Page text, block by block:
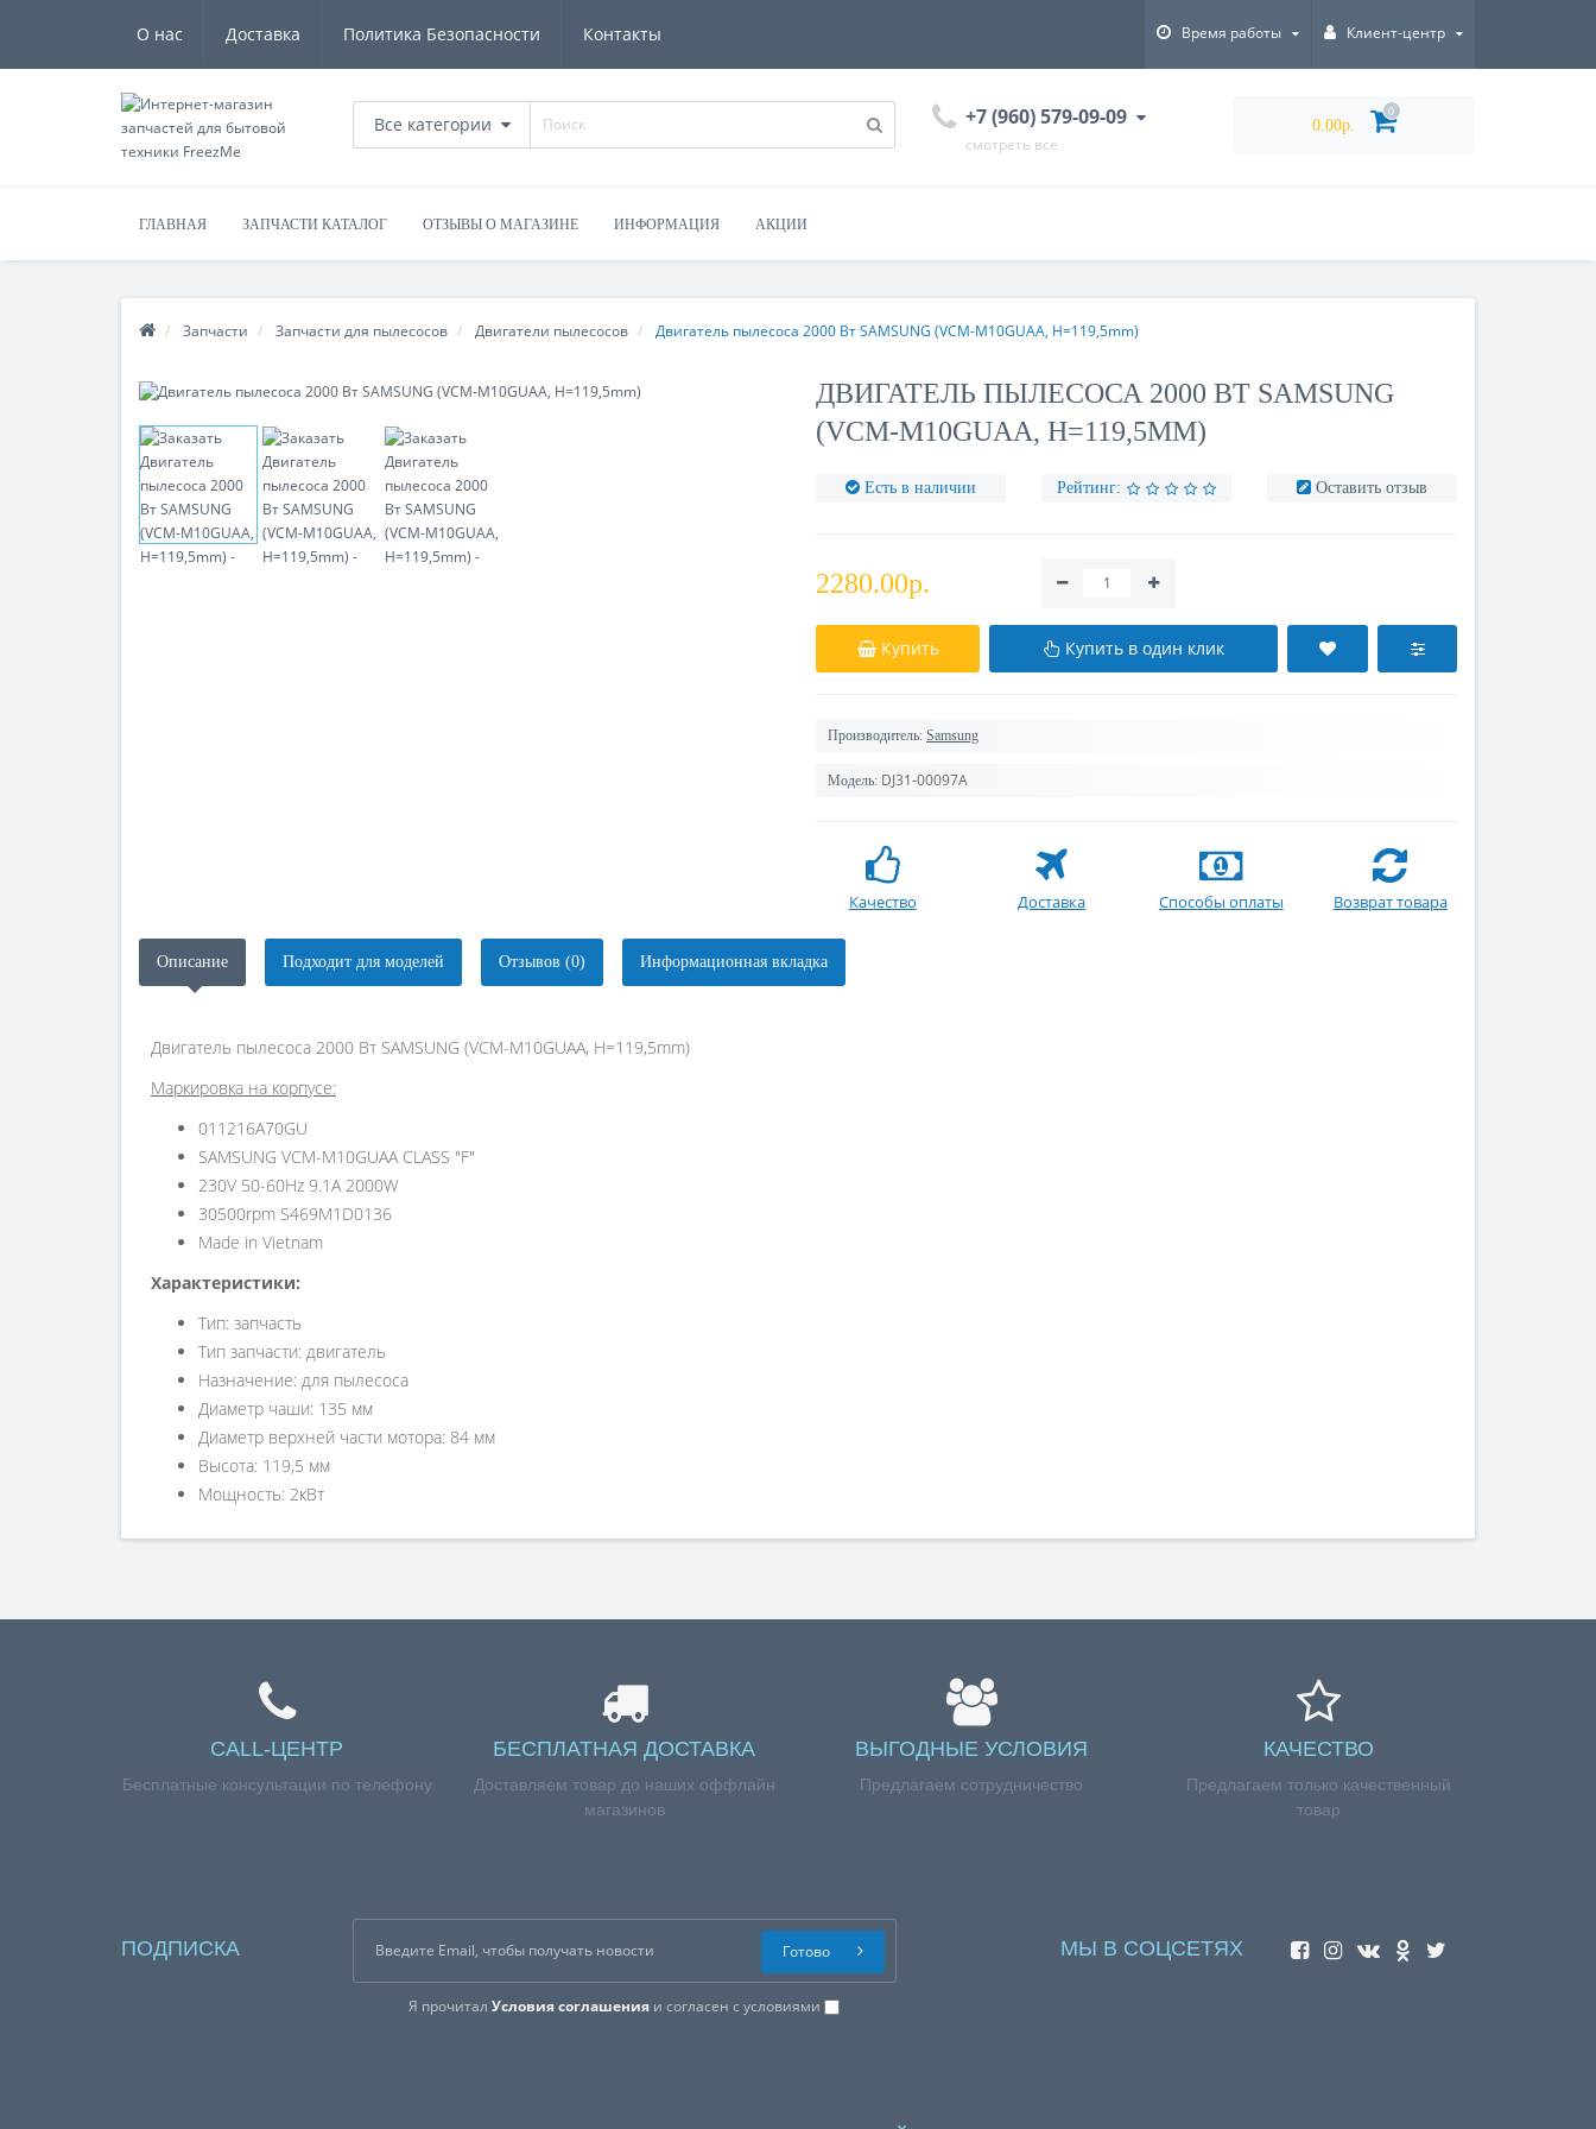
О нас Доставка Политика Безопасности Контакты Время работы Клиент-центр
Все категории +7 (960) 579-09-09
смотреть все
0.00р.
0
ГЛАВНАЯ ЗАПЧАСТИ КАТАЛОГ ОТЗЫВЫ О МАГАЗИНЕ ИНФОРМАЦИЯ АКЦИИ
Запчасти Запчасти для пылесосов Двигатели пылесосов Двигатель пылесоса 2000 Вт SAMSUNG (VCM-M10GUAA, H=119,5mm)
ДВИГАТЕЛЬ ПЫЛЕСОСА 2000 ВТ SAMSUNG
(VCM-M10GUAA, H=119,5MM)
Есть в наличии Рейтинг: Оставить отзыв
2280.00р.
Купить Купить в один клик
Производитель: Samsung
Модель: DJ31-00097A
Качество Доставка Способы оплаты Возврат товара
Описание Подходит для моделей Отзывов (0) Информационная вкладка
Двигатель пылесоса 2000 Вт SAMSUNG (VCM-M10GUAA, H=119,5mm)
Маркировка на корпусе:
011216A70GU
SAMSUNG VCM-M10GUAA CLASS "F"
230V 50-60Hz 9.1A 2000W
30500rpm S469M1D0136
Made in Vietnam
Характеристики:
Тип: запчасть
Тип запчасти: двигатель
Назначение: для пылесоса
Диаметр чаши: 135 мм
Диаметр верхней части мотора: 84 мм
Высота: 119,5 мм
Мощность: 2кВт
CALL-ЦЕНТР
Бесплатные консультации по телефону
БЕСПЛАТНАЯ ДОСТАВКА
Доставляем товар до наших оффлайн
магазинов
ВЫГОДНЫЕ УСЛОВИЯ
Предлагаем сотрудничество
КАЧЕСТВО
Предлагаем только качественный
товар
ПОДПИСКА
Я прочиталУсловия соглашения и согласен с условиями
Готово МЫ В СОЦСЕТЯХ